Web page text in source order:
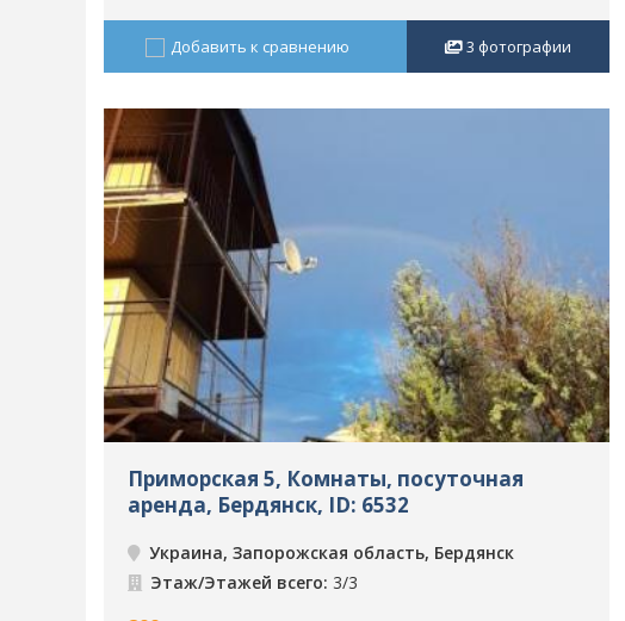
Добавить к сравнению 3 фотографии
Приморская 5, Комнаты, посуточная
аренда, Бердянск, ID: 6532
Украина, Запорожская область, Бердянск
Этаж/Этажей всего: 3/3